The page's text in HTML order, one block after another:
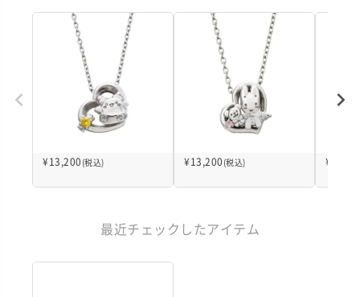
¥ 13,200 (税込) ¥ 13,200 (税込) ¥
最近チェックしたアイテム